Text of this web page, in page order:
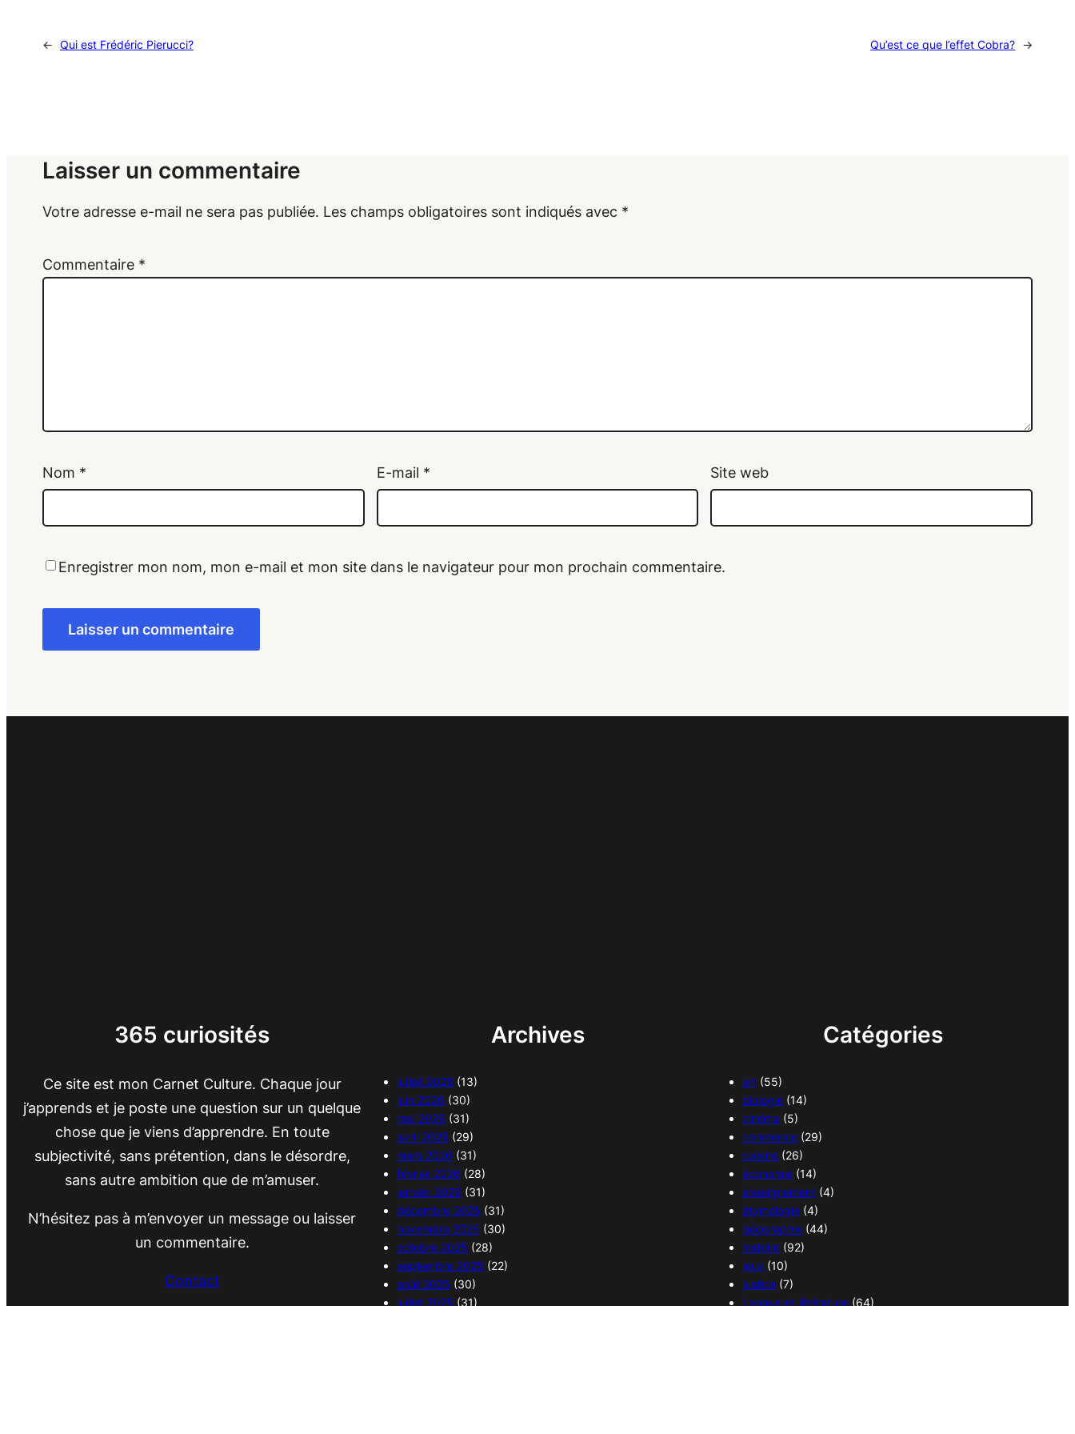
← Qui est Frédéric Pierucci? Qu’est ce que l’effet Cobra? →
Laisser un commentaire
Votre adresse e-mail ne sera pas publiée. Les champs obligatoires sont indiqués avec *
Commentaire *
Nom * E-mail * Site web
Enregistrer mon nom, mon e-mail et mon site dans le navigateur pour mon prochain commentaire.
365 curiosités
Ce site est mon Carnet Culture. Chaque jour
j’apprends et je poste une question sur un quelque
chose que je viens d’apprendre. En toute
subjectivité, sans prétention, dans le désordre,
sans autre ambition que de m’amuser.
N’hésitez pas à m’envoyer un message ou laisser
un commentaire.
Contact
Archives
juillet 2026 (13)
juin 2026 (30)
mai 2026 (31)
avril 2026 (29)
mars 2026 (31)
février 2026 (28)
janvier 2026 (31)
décembre 2025 (31)
novembre 2025 (30)
octobre 2025 (28)
septembre 2025 (22)
août 2025 (30)
juillet 2025 (31)
Catégories
art (55)
biologie (14)
cinéma (5)
commerce (29)
cuisine (26)
économie (14)
enseignement (4)
étymologie (4)
géographie (44)
histoire (92)
jeux (10)
justice (7)
Langue et littérature (64)